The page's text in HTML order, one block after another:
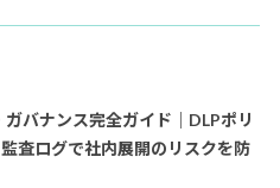
バナンス完全ガイド｜DLPポリ
査ログで社内展開のリスクを防